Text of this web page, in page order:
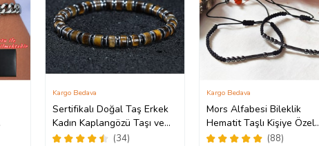
Sertifikalı Doğal Taş Erkek
Kadın Kaplangözü Taşı ve
Hematit Özel Tasarım
(34)
Kargo Bedava
Mors Alfabesi Bileklik
Hematit Taşlı Kişiye Özel
Sevgili Çift Bilekliği
(88)
Kargo Bedava